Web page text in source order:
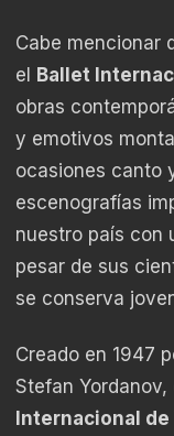
Cabe mencionar
el
Ballet
obras
y emotivos
ocasiones canto
escenografías
nuestro país con
pesar de sus
se conserva
Creado en 1947
Stefan
Internacional de